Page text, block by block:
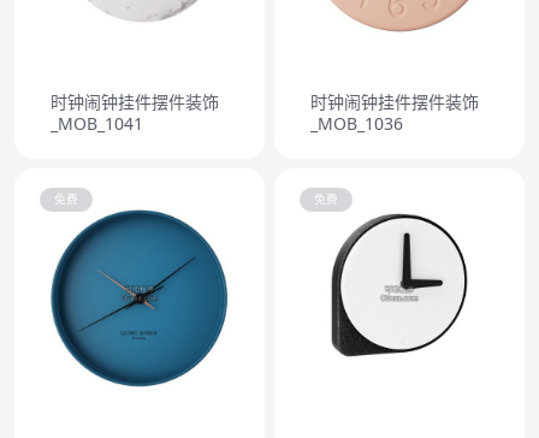
时钟闹钟挂件摆件装饰
_MOB_1041
时钟闹钟挂件摆件装饰
_MOB_1036
免费 免费